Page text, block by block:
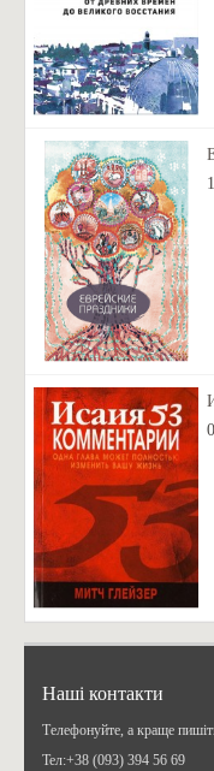
Наші контакти
Телефонуйте, а краще
Teл:+38 (093) 394 56 69